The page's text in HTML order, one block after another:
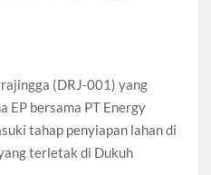
(DRJ-001) yang
EP bersama PT Energy
tahap penyiapan lahan di
terletak di Dukuh